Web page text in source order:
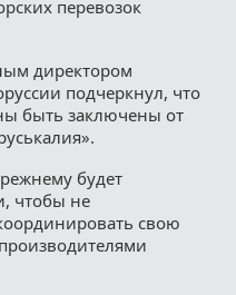
перевозок
директором
подчеркнул, что
быть заключены от
будет
чтобы не
свою